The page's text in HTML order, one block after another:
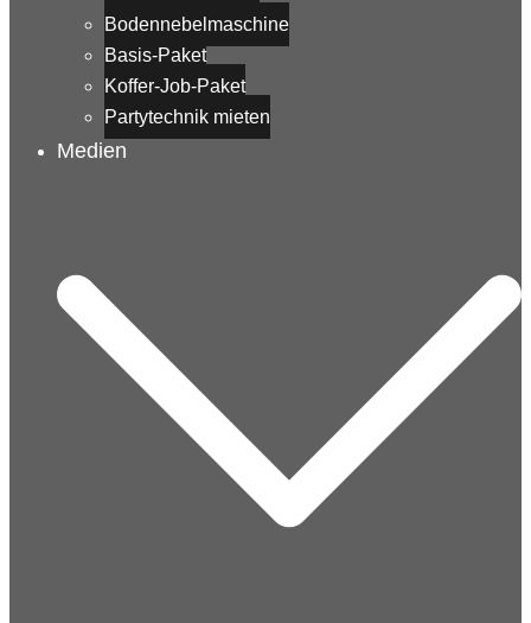
Bodennebelmaschine
Basis-Paket
Koffer-Job-Paket
Partytechnik mieten
Medien